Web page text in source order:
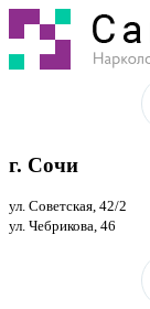
к
содержанию
г. Сочи
ул. Советская, 42/2
ул. Чебрикова, 46